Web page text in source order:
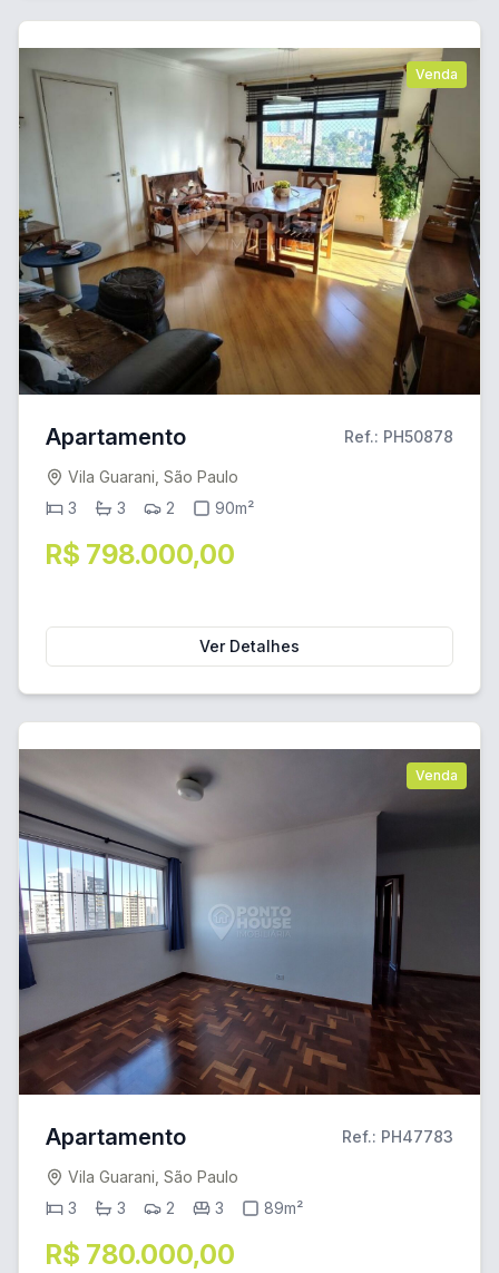
Venda
Apartamento Ref.: PH50878
Vila Guarani, São Paulo
3
3 2 90m²
R$ 798.000,00
Ver Detalhes
Venda
Apartamento Ref.: PH47783
Vila Guarani, São Paulo
3
3 2 3 89m²
R$ 780.000,00